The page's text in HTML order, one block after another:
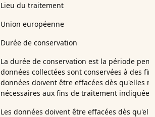
Lieu du traitement
Union européenne
Durée de conservation
La durée de conservation est la période
données collectées sont conservées à des
données doivent être effacées dès qu'elles
nécessaires aux fins de traitement indiquées.
Les données doivent être effacées dès